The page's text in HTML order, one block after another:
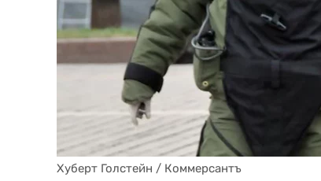
Хуберт Голстейн / Коммерсантъ